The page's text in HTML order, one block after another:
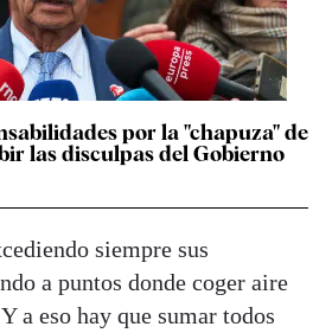
por la "chapuza" de
las disculpas del Gobierno
siempre sus
a puntos donde coger aire
a eso hay que sumar todos